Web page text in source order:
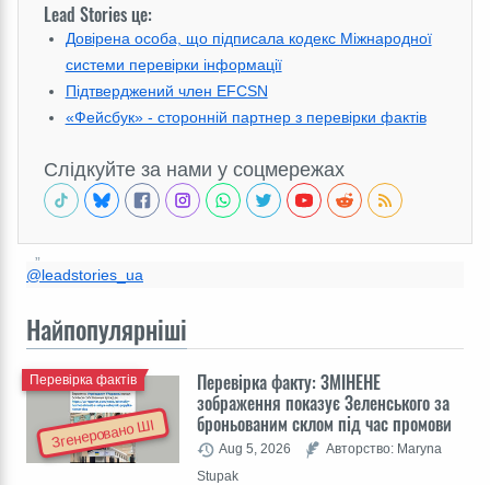
Lead Stories це:
Довірена особа, що підписала кодекс Міжнародної
системи перевірки інформації
Підтверджений член EFCSN
«Фейсбук» - сторонній партнер з перевірки фактів
Слідкуйте за нами у соцмережах
@leadstories_ua
Найпопулярніші
Згенеровано ШІ
Перевірка факту: ЗМІНЕНЕ
зображення показує Зеленського за
броньованим склом під час промови
Перевірка фактів
Aug 5, 2026
Авторство: Maryna
Stupak